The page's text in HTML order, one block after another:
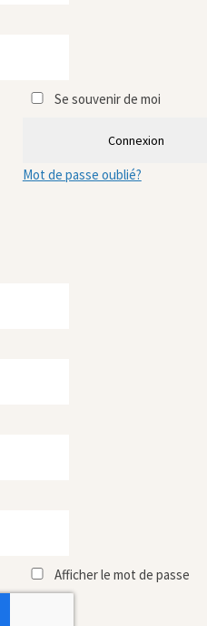
Se souvenir de moi
Connexion
Mot de passe oublié?
Afficher le mot de passe